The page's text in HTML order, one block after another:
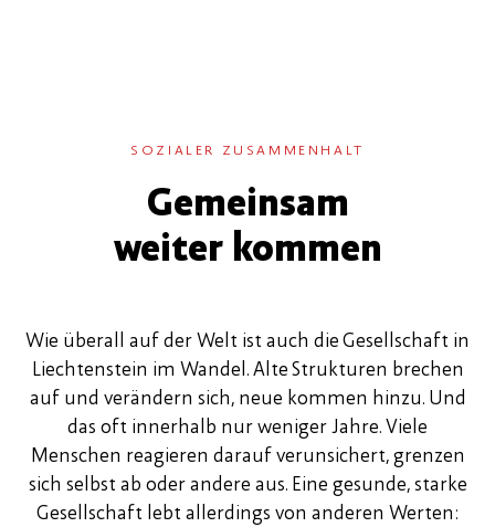
SOZIALER ZUSAMMENHALT
Gemeinsam
weiter kommen
Wie überall auf der Welt ist auch die Gesellschaft in
Liechtenstein im Wandel. Alte Strukturen brechen
auf und verändern sich, neue kommen hinzu. Und
das oft innerhalb nur weniger Jahre. Viele
Menschen reagieren darauf verunsichert, grenzen
sich selbst ab oder andere aus. Eine gesunde, starke
Gesellschaft lebt allerdings von anderen Werten: